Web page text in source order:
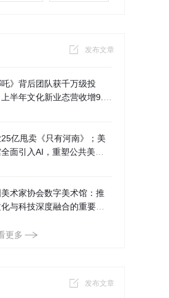
发布文章
吒》背后团队获千万级投
半年文化新业态营收增9.
亿甩卖《只有河南》；美
面引入AI，重塑公共美
术家协会数字美术馆：推
与科技深度融合的重要实
更多
发布文章